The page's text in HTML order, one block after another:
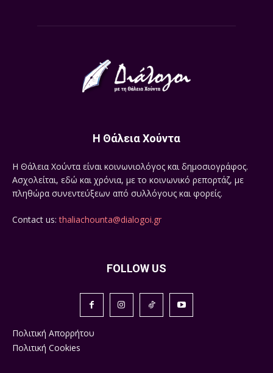
Η Θάλεια Χούντα
Η Θάλεια Χούντα είναι κοινωνιολόγος και δημοσιογράφος.
Ασχολείται, εδώ και χρόνια, με το κοινωνικό ρεπορτάζ, με
πληθώρα συνεντεύξεων από συλλόγους και φορείς.
Contact us:thaliachounta@dialogoi.gr
FOLLOW US
Πολιτική Απορρήτου
Πολιτική Cookies